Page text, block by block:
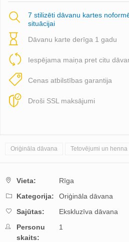
7 stilizēti dāvanu kartes
situācijai
Dāvanu karte derīga 1 gadu
Iespējama maiņa pret citu
Cenas atbilstības garantija
Droši SSL maksājumi
Oriģināla dāvana Tetovējumi un henna
Vieta:
Rīga
Kategorija:
Oriģināla dāvana
Sajūtas:
Ekskluzīva dāvana
Personu
skaits:
1